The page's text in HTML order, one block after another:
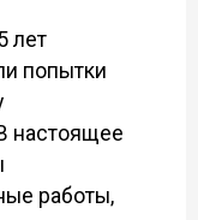
лет
попытки
настоящее
работы,